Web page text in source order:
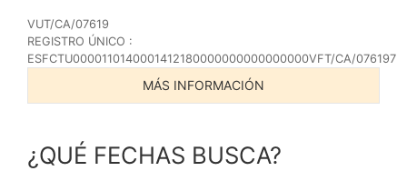
VUT/CA/07619
REGISTRO ÚNICO :
ESFCTU0000110140001412180000000000000000VFT/CA/076197
MÁS INFORMACIÓN
¿QUÉ FECHAS BUSCA?